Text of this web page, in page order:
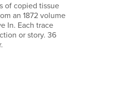
of copied tissue
an 1872 volume
In. Each trace
or story. 36